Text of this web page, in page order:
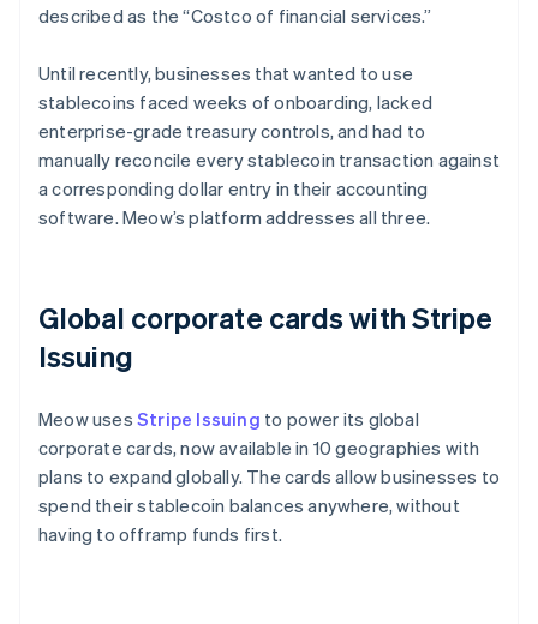
described as the “Costco of financial services.”
Until recently, businesses that wanted to use
stablecoins faced weeks of onboarding, lacked
enterprise-grade treasury controls, and had to
manually reconcile every stablecoin transaction against
a corresponding dollar entry in their accounting
software. Meow’s platform addresses all three.
Global corporate cards with Stripe
Issuing
Meow uses Stripe Issuing to power its global
corporate cards, now available in 10 geographies with
plans to expand globally. The cards allow businesses to
spend their stablecoin balances anywhere, without
having to offramp funds first.